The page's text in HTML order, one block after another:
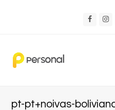
pt-pt+noivas-